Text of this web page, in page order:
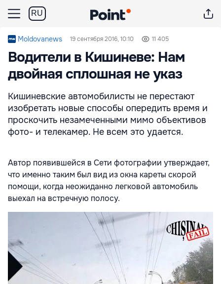
RU
Moldovanews 19 сентября 2016, 10:10 11 405
Водители в Кишиневе: Нам
двойная сплошная не указ
Кишиневские автомобилисты не перестают
изобретать новые способы опередить время и
проскочить незамеченными мимо объективов
фото- и телекамер. Не всем это удается.
Автор появившейся в Сети фотографии утверждает,
что именно таким был вид из окна кареты скорой
помощи, когда неожиданно легковой автомобиль
выехал на встречную полосу.